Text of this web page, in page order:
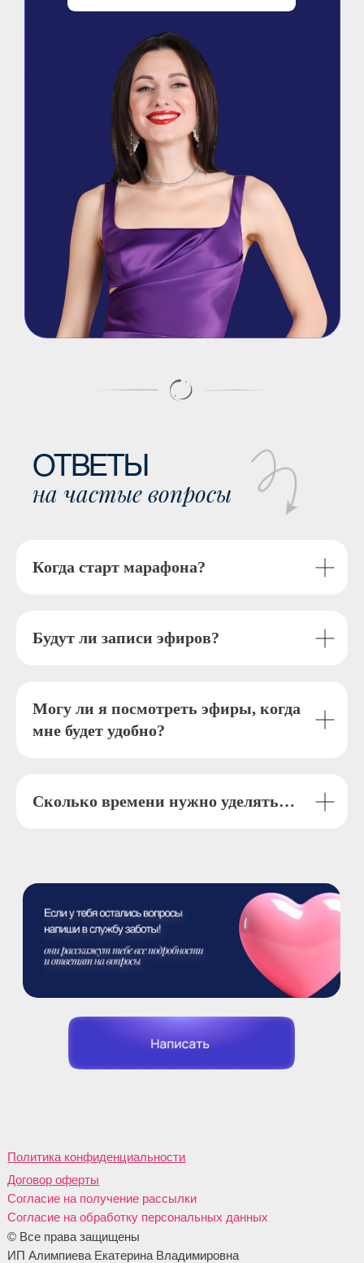
в популярных СМИ
Создатель офлайн
и онлайн-клубов
в 14 странах и 156 городах,
включая страны СНГ,
Германию, Францию и США
Основатель и идейный
вдохновитель женского
сообщества № 1в мировом
русскоязычном пространстве
«Клуб Лучшей Жизни»
Деловая женщина № 1
по версии конкурса
«Деловые женщины»
ОТВЕТЫ
Когда старт марафона?
Будут ли записи эфиров?
Могу ли я посмотреть эфиры, когда
мне будет удобно?
Сколько времени нужно уделять…